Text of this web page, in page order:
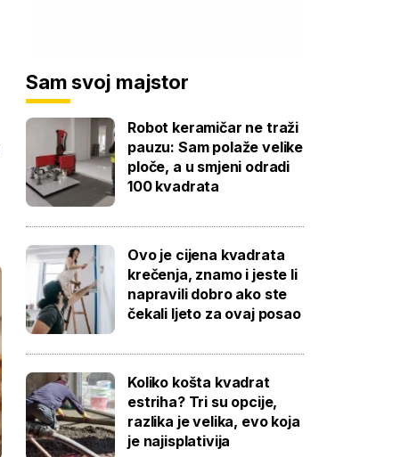
Sam svoj majstor
Robot keramičar ne traži
pauzu: Sam polaže velike
ploče, a u smjeni odradi
100 kvadrata
Ovo je cijena kvadrata
krečenja, znamo i jeste li
napravili dobro ako ste
čekali ljeto za ovaj posao
Koliko košta kvadrat
estriha? Tri su opcije,
razlika je velika, evo koja
je najisplativija